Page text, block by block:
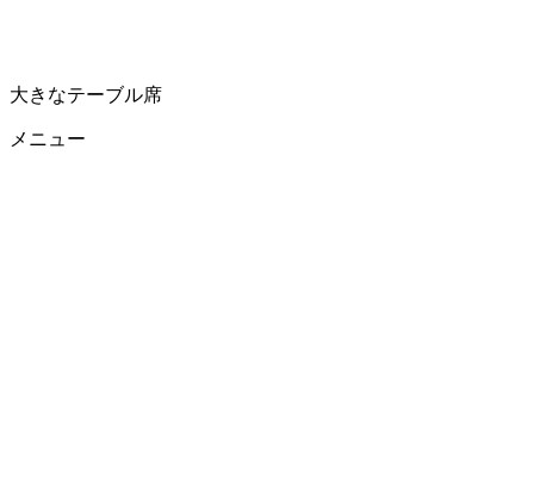
大きなテーブル席
メニュー